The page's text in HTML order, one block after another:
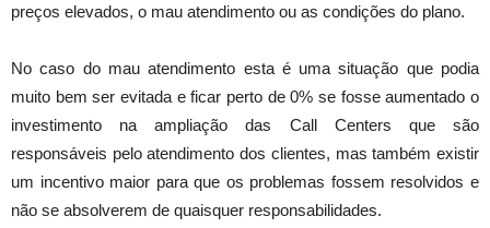
preços elevados, o mau atendimento ou as condições do plano.
No caso do mau atendimento esta é uma situação que podia
muito bem ser evitada e ficar perto de 0% se fosse aumentado o
investimento na ampliação das Call Centers que são
responsáveis pelo atendimento dos clientes, mas também existir
um incentivo maior para que os problemas fossem resolvidos e
não se absolverem de quaisquer responsabilidades.